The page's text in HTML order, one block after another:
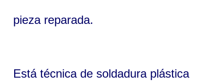
pieza reparada.
Está técnica de soldadura plástica